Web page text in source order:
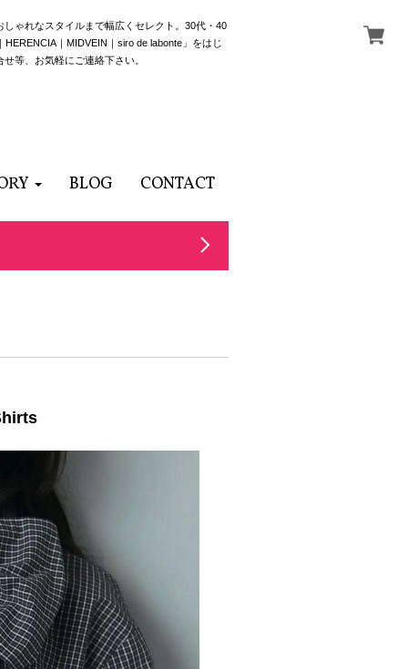
ゃれなスタイルまで幅広くセレクト。30代・40
｜MIDVEIN｜siro de labonte」をはじ
等、お気軽にご連絡下さい。
BLOG CONTACT